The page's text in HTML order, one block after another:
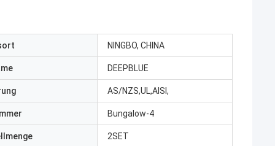
NINGBO, CHINA
DEEPBLUE
AS/NZS,UL,AISI,
Bungalow-4
2SET